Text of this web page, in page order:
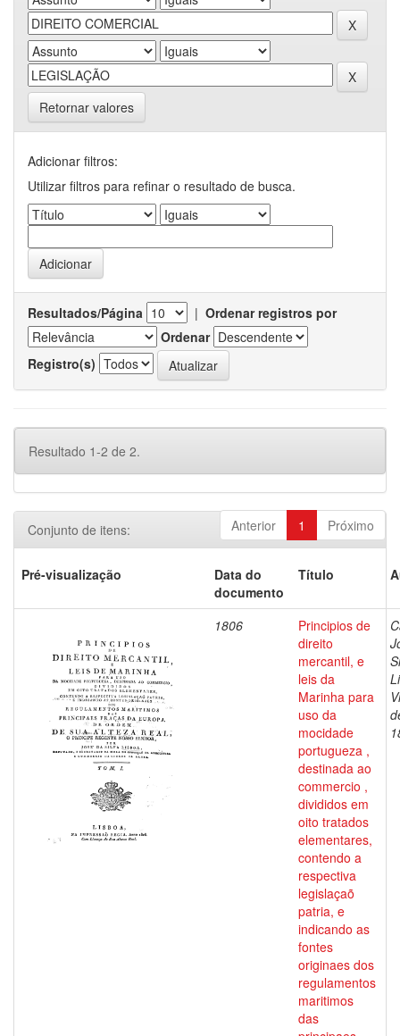
Retornar valores
Adicionar filtros:
Utilizar filtros para refinar o resultado de busca.
Resultados/Página | Ordenar registros por
Ordenar
Registro(s)
Resultado 1-2 de 2.
Anterior 1 Próximo
Conjunto de itens:
Pré-visualização
Data do
documento
Título
1806
Principios de
direito
mercantil, e
leis da
Marinha para
uso da
mocidade
portugueza ,
destinada ao
commercio ,
divididos em
oito tratados
elementares,
contendo a
respectiva
legislaçaõ
patria, e
indicando as
fontes
originaes dos
regulamentos
maritimos
das